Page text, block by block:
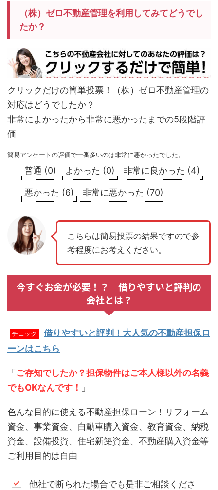
（株）ゼロ不動産管理を利用してみてどうでし
たか？
クリックだけの簡単投票！（株）ゼロ不動産管理の
対応はどうでしたか？
非常によかったから非常に悪かったまでの5段階評
価
簡易アンケートの評価で一番多いのは非常に悪かったでした。
普通 (0) よかった (0) 非常に良かった (4)
悪かった (6) 非常に悪かった (70)
こちらは簡易投票の結果ですので参
考程度にお考えください。
今すぐお金が必要！？ 借りやすいと評判の
会社とは？
チェック
借りやすいと評判！大人気の不動産担保ロ
ーンはこちら
「 ご存知でしたか？担保物件はご本人様以外の名義
でもOKなんです！
」
色んな目的に使える不動産担保ローン！リフォーム
資金、事業資金、自動車購入資金、教育資金、納税
資金、設備投資、住宅新築資金、不動産購入資金等
ご利用目的は自由
他社で断られた場合でも是非ご相談くださ